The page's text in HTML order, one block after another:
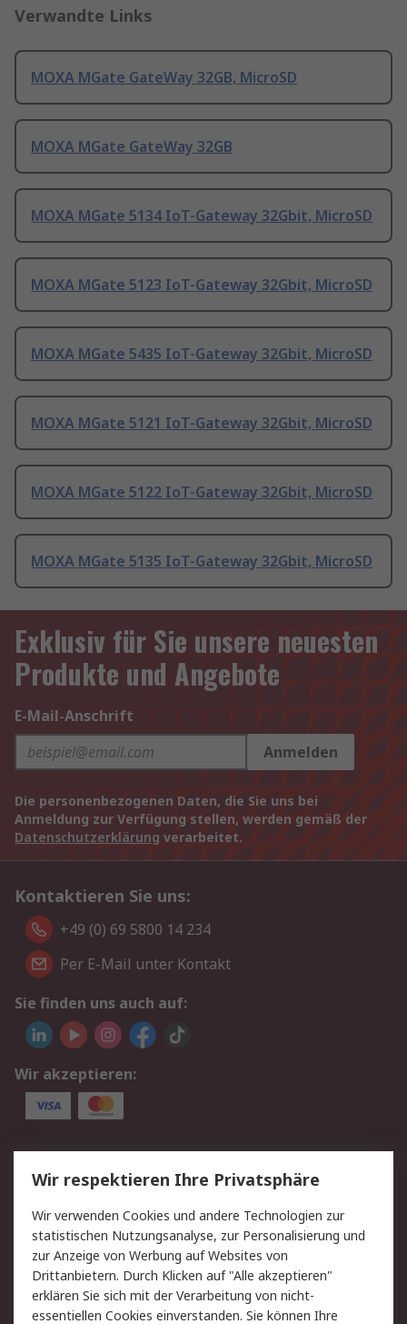
Verwandte Links
MOXA MGate GateWay 32GB, MicroSD
MOXA MGate GateWay 32GB
MOXA MGate 5134 IoT-Gateway 32Gbit, MicroSD
MOXA MGate 5123 IoT-Gateway 32Gbit, MicroSD
MOXA MGate 5435 IoT-Gateway 32Gbit, MicroSD
MOXA MGate 5121 IoT-Gateway 32Gbit, MicroSD
MOXA MGate 5122 IoT-Gateway 32Gbit, MicroSD
MOXA MGate 5135 IoT-Gateway 32Gbit, MicroSD
Exklusiv für Sie unsere neuesten
Produkte und Angebote
E-Mail-Anschrift
Anmelden
Die personenbezogenen Daten, die Sie uns bei
Anmeldung zur Verfügung stellen, werden gemäß der
Datenschutzerklärung verarbeitet.
Kontaktieren Sie uns:
+49 (0) 69 5800 14 234
Per E-Mail unter Kontakt
Sie finden uns auch auf:
Wir akzeptieren:
Service
Value Added Services
Lieferlösungen
Rücksendungen
Kontakt
Hilfe
Privatkunden
Rechtliches
Wir respektieren Ihre Privatsphäre
Wir verwenden Cookies und andere Technologien zur
statistischen Nutzungsanalyse, zur Personalisierung und
zur Anzeige von Werbung auf Websites von
Drittanbietern. Durch Klicken auf "Alle akzeptieren"
erklären Sie sich mit der Verarbeitung von nicht-
essentiellen Cookies einverstanden. Sie können Ihre